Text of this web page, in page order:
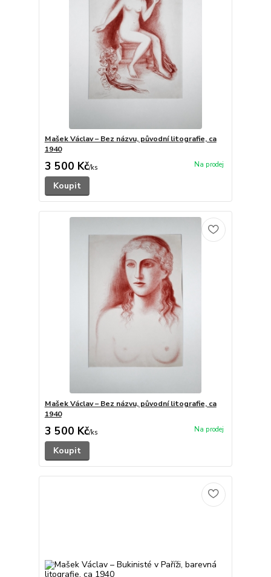
Mašek Václav – Bez názvu, původní litografie, ca
1940
3 500 Kč/ks
Koupit
Mašek Václav – Bez názvu, původní litografie, ca
1940
3 500 Kč/ks
Koupit